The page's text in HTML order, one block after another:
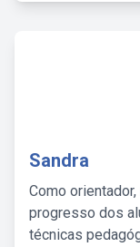
Sandra
Como
progresso dos
técnicas